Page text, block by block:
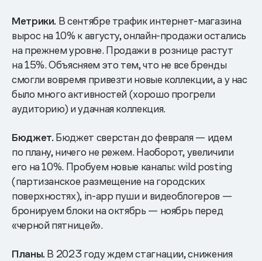
Метрики. В сентябре трафик интернет-магазина
вырос на 10% к августу, онлайн-продажи остались
на прежнем уровне. Продажи в рознице растут
на 15%. Объясняем это тем, что не все бренды
смогли вовремя привезти новые коллекции, а у нас
было много активностей (хорошо прогрели
аудиторию) и удачная коллекция.
Бюджет. Бюджет сверстан до февраля — идем
по плану, ничего не режем. Наоборот, увеличили
его на 10%. Пробуем новые каналы: wild posting
(партизанское размещение на городских
поверхностях), in-app пуши и видеоблогеров —
бронируем блоки на октябрь — ноябрь перед
«черной пятницей».
Планы. В 2023 году ждем стагнации, снижения